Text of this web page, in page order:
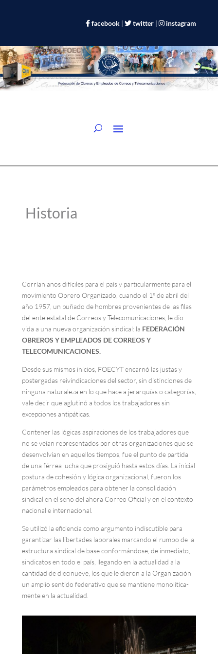
facebook | twitter | instagram
Historia
Corrían años difíciles para el país y particularmente para el
movimiento Obrero Organizado, cuando el 1º de abril del
año 1957, un puñado de hombres provenientes de las filas
del ente estatal de Correos y Telecomunicaciones, le dio
vida a una nueva organización sindical: la FEDERACIÓN
OBREROS Y EMPLEADOS DE CORREOS Y
TELECOMUNICACIONES.
Desde sus mismos inicios, FOECYT encarnó las justas y
postergadas reivindicaciones del sector, sin distinciones de
ninguna naturaleza en lo que hace a jerarquías o categorías,
vale decir que aglutinó a todos los trabajadores sin
excepciones antipáticas.
Contener las lógicas aspiraciones de los trabajadores que
no se veían representados por otras organizaciones que se
desenvolvían en aquellos tiempos, fue el punto de partida
de una férrea lucha que prosiguió hasta estos días. La inicial
postura de cohesión y lógica organizacional, fueron los
parámetros empleados para obtener la consolidación
sindical en el seno del ahora Correo Oficial y en el contexto
nacional e internacional.
Se utilizó la eficiencia como argumento indiscutible para
garantizar las libertades laborales marcando el rumbo de la
estructura sindical de base conformándose, de inmediato,
sindicatos en todo el país, llegando en la actualidad a la
cantidad de diecinueve, los que le dieron a la Organización
un amplio sentido federativo que se mantiene monolítica-
mente en la actualidad.